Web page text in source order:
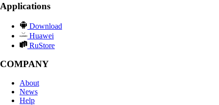
Applications
Download
Huawei
RuStore
COMPANY
About
News
Help